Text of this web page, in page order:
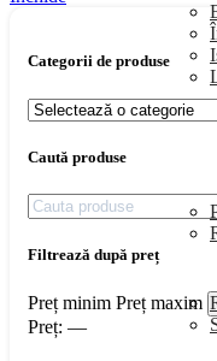
Categorii de produse
Caută produse
Filtrează după preț
Preț minim Preț maxim
Preț: —